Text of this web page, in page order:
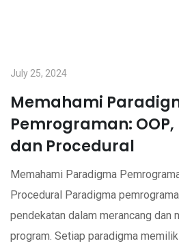
July 25, 2024
Memahami
Pemrograman:
dan Procedural
Memahami Paradigma
Procedural Paradigma
pendekatan dalam merancang dan
program. Setiap paradigma